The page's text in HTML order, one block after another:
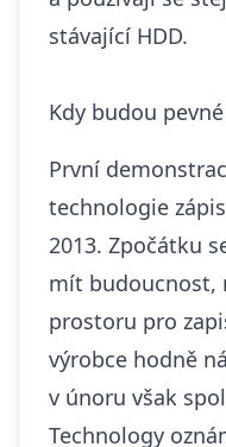
stávající HDD.
Kdy budou
První
technologie
2013. Zpočátku
mít budoucnost,
prostoru pro
výrobce hodně
v únoru však
Technology